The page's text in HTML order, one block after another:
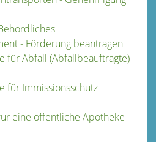
- Förderung beantragen
für Abfall (Abfallbeauftragte)
für Immissionsschutz
eine öffentliche Apotheke